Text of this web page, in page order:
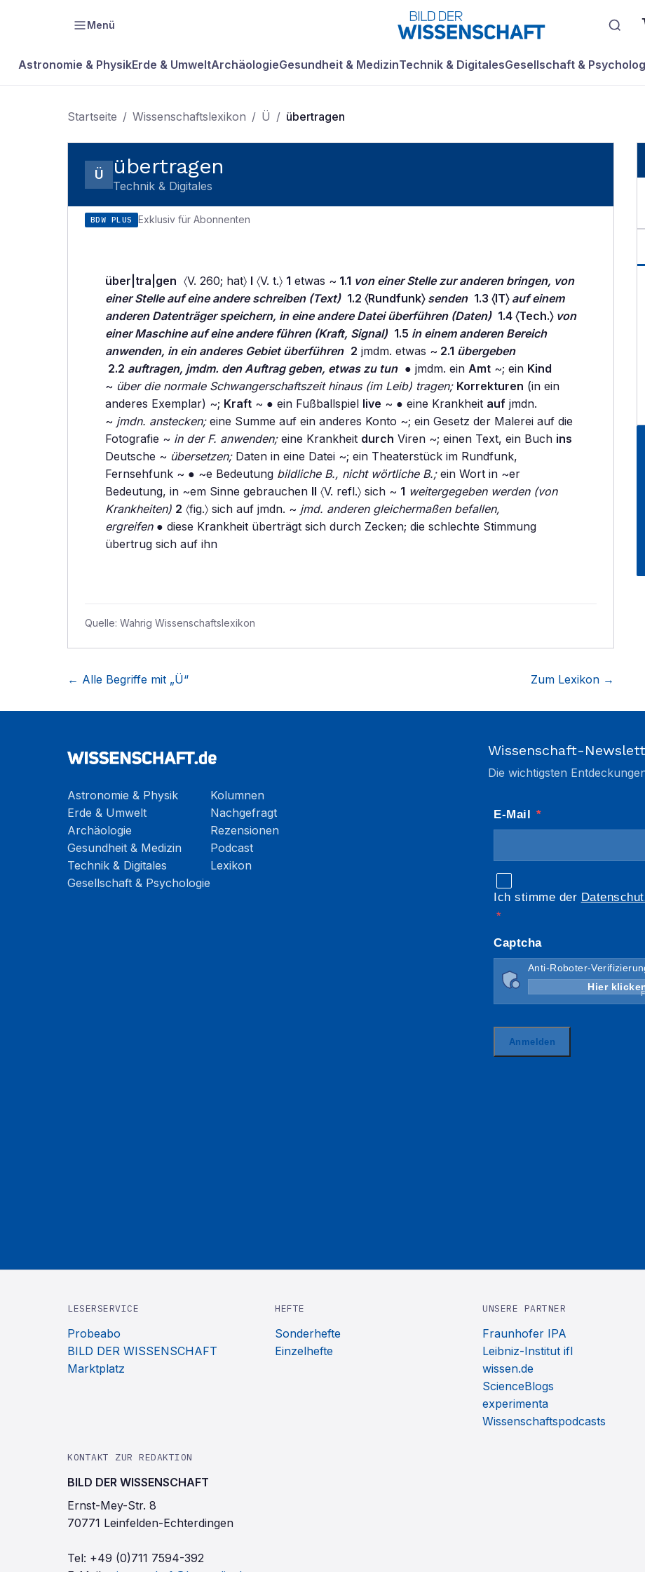
Menü
Astronomie & PhysikErde & UmweltArchäologieGesundheit & MedizinTechnik & DigitalesGesellschaft &
Startseite / Wissenschaftslexikon / Ü / übertragen
Ü übertragen
Technik & Digitales
BDW PLUS Exklusiv für Abonnenten
über|tra|gen 〈V. 260; hat〉 I 〈V. t.〉 1 etwas ~ 1.1 von einer Stelle zur anderen bringen, von
einer Stelle auf eine andere schreiben (Text) 1.2 〈Rundfunk〉 senden 1.3 〈IT〉 auf einem
anderen Datenträger speichern, in eine andere Datei überführen (Daten) 1.4 〈Tech.〉 von
einer Maschine auf eine andere führen (Kraft, Signal) 1.5 in einem anderen Bereich
anwenden, in ein anderes Gebiet überführen 2 jmdm. etwas ~ 2.1 übergeben
2.2 auftragen, jmdm. den Auftrag geben, etwas zu tun● jmdm. ein Amt ~; ein Kind
~ über die normale Schwangerschaftszeit hinaus (im Leib) tragen; Korrekturen (in ein
anderes Exemplar) ~; Kraft ~ ● ein Fußballspiel live ~ ● eine Krankheit auf jmdn.
~ jmdn. anstecken;eine Summe auf ein anderes Konto ~; ein Gesetz der Malerei auf die
Fotografie ~ in der F. anwenden;eine Krankheit durch Viren ~; einen Text, ein Buch ins
Deutsche ~ übersetzen;Daten in eine Datei ~; ein Theaterstück im Rundfunk,
Fernsehfunk ~ ● ~e Bedeutung bildliche B., nicht wörtliche B.;ein Wort in ~er
Bedeutung, in ~em Sinne gebrauchen II 〈V. refl.〉 sich ~ 1 weitergegeben werden (von
Krankheiten) 2 〈fig.〉 sich auf jmdn. ~ jmd. anderen gleichermaßen befallen,
ergreifen● diese Krankheit überträgt sich durch Zecken; die schlechte Stimmung
übertrug sich auf ihn
Quelle: Wahrig Wissenschaftslexikon
← Alle Begriffe mit „Ü“ Zum Lexikon →
Astronomie & Physik
Erde & Umwelt
Archäologie
Gesundheit & Medizin
Technik & Digitales
Gesellschaft & Psychologie
Kolumnen
Nachgefragt
Rezensionen
Podcast
Lexikon
Wissenschaft-
Die wichtigsten
LESERSERVICE
Probeabo
BILD DER WISSENSCHAFT
Marktplatz
HEFTE
Sonderhefte
Einzelhefte
UNSERE PARTNER
Fraunhofer IPA
Leibniz-Institut ifl
wissen.de
ScienceBlogs
experimenta
Wissenschaftspodcasts
KONTAKT ZUR REDAKTION
BILD DER WISSENSCHAFT
Ernst-Mey-Str. 8
70771 Leinfelden-Echterdingen
Tel: +49 (0)711 7594-392